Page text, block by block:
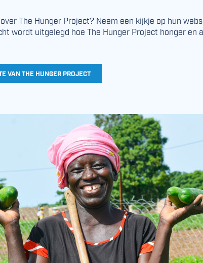
The Hunger Project? Neem een kijkje op hun
wordt uitgelegd hoe The Hunger Project honger en
VAN THE HUNGER PROJECT